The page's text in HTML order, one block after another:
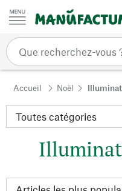
Passer au contenu
Accueil Noël